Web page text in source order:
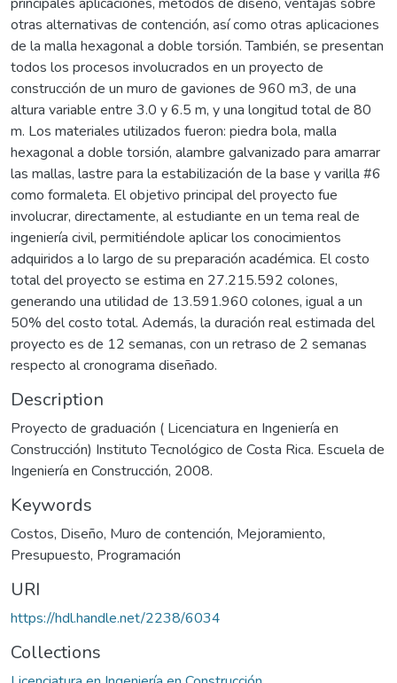
otras alternativas de contención, así como otras aplicaciones
de la malla hexagonal a doble torsión. También, se presentan
todos los procesos involucrados en un proyecto de
construcción de un muro de gaviones de 960 m3, de una
altura variable entre 3.0 y 6.5 m, y una longitud total de 80
m. Los materiales utilizados fueron: piedra bola, malla
hexagonal a doble torsión, alambre galvanizado para amarrar
las mallas, lastre para la estabilización de la base y varilla #6
como formaleta. El objetivo principal del proyecto fue
involucrar, directamente, al estudiante en un tema real de
ingeniería civil, permitiéndole aplicar los conocimientos
adquiridos a lo largo de su preparación académica. El costo
total del proyecto se estima en 27.215.592 colones,
generando una utilidad de 13.591.960 colones, igual a un
50% del costo total. Además, la duración real estimada del
proyecto es de 12 semanas, con un retraso de 2 semanas
respecto al cronograma diseñado.
Description
Proyecto de graduación ( Licenciatura en Ingeniería en
Construcción) Instituto Tecnológico de Costa Rica. Escuela de
Ingeniería en Construcción, 2008.
Keywords
Costos, Diseño, Muro de contención, Mejoramiento,
Presupuesto, Programación
URI
https://hdl.handle.net/2238/6034
Collections